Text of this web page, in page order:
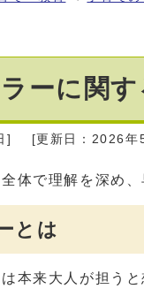
ーに関す
] [更新日：2026年
体で理解を深め
とは
は本来大人が担う